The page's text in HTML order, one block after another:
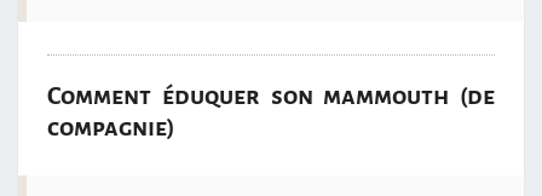
Comment éduquer son mammouth (de
compagnie)